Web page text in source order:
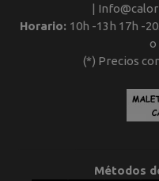
|
Horario: 10h -13h 17h -
o
(*) Precios
Métodos